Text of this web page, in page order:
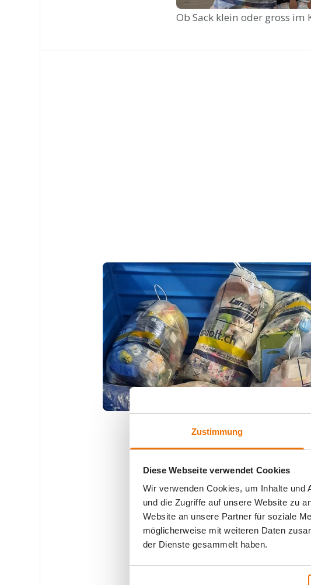
Zustimmung
Diese Webseite verwendet Cookies
Wir verwenden Cookies, um Inhalte und
und die Zugriffe auf unsere Website zu
Website an unsere Partner für soziale
möglicherweise mit weiteren Daten
der Dienste gesammelt haben.
Ob Sack klein oder gross